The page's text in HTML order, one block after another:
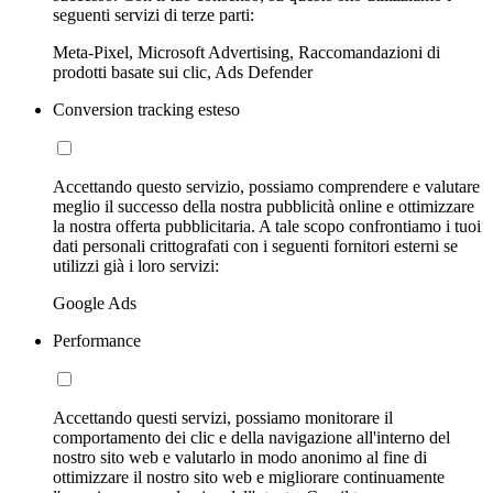
seguenti servizi di terze parti:
Meta-Pixel, Microsoft Advertising, Raccomandazioni di
prodotti basate sui clic, Ads Defender
Conversion tracking esteso
Accettando questo servizio, possiamo comprendere e valutare
meglio il successo della nostra pubblicità online e ottimizzare
la nostra offerta pubblicitaria. A tale scopo confrontiamo i tuoi
dati personali crittografati con i seguenti fornitori esterni se
utilizzi già i loro servizi:
Google Ads
Performance
Accettando questi servizi, possiamo monitorare il
comportamento dei clic e della navigazione all'interno del
nostro sito web e valutarlo in modo anonimo al fine di
ottimizzare il nostro sito web e migliorare continuamente